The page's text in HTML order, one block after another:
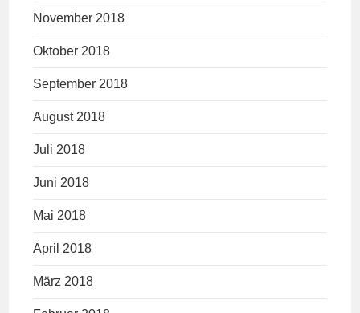
November 2018
Oktober 2018
September 2018
August 2018
Juli 2018
Juni 2018
Mai 2018
April 2018
März 2018